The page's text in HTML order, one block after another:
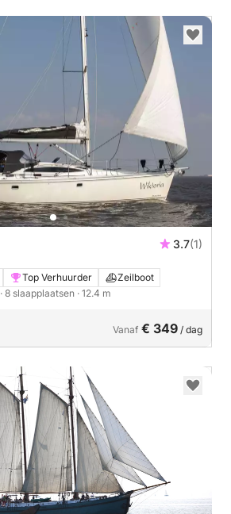
3.7(1)
Top Verhuurder
Zeilboot
· 8 slaapplaatsen · 12.4 m
Vanaf € 349 / dag